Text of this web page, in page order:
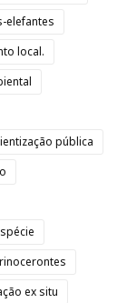
elefantes
local.
pública
ex situ